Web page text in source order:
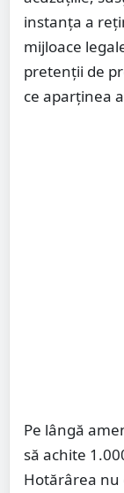
instanța a
mijloace
pretenții de
ce aparținea
Pe lângă
să achite
Hotărârea nu